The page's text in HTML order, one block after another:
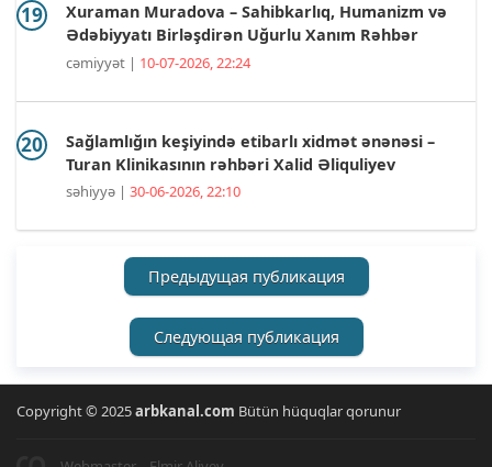
Xuraman Muradova – Sahibkarlıq, Humanizm və
Ədəbiyyatı Birləşdirən Uğurlu Xanım Rəhbər
cəmiyyət | 10-07-2026, 22:24
Sağlamlığın keşiyində etibarlı xidmət ənənəsi –
Turan Klinikasının rəhbəri Xalid Əliquliyev
səhiyyə | 30-06-2026, 22:10
Предыдущая публикация
Следующая публикация
Copyright © 2025arbkanal.com Bütün hüquqlar qorunur